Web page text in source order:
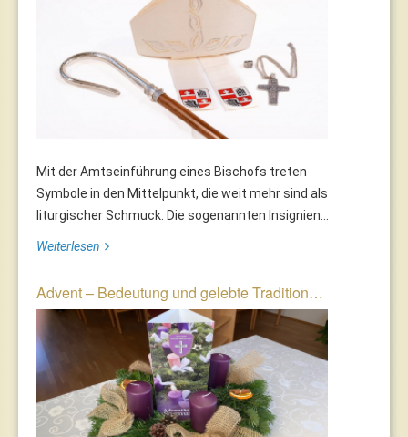
Mit der Amtseinführung eines Bischofs treten
Symbole in den Mittelpunkt, die weit mehr sind als
liturgischer Schmuck. Die sogenannten Insignien...
Weiterlesen
Advent – Bedeutung und gelebte Tradition…